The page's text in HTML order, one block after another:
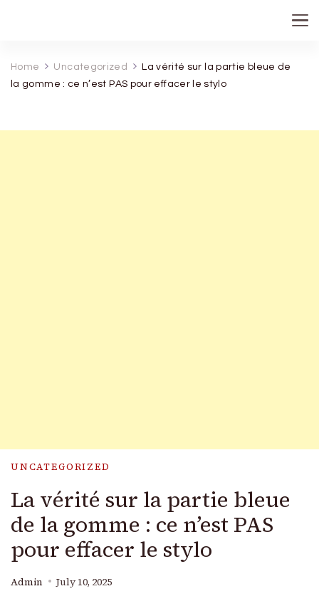
Home Uncategorized
La vérité sur la partie bleue de
la gomme : ce n’est PAS pour effacer le stylo
UNCATEGORIZED
La vérité sur la partie bleue
de la gomme : ce n’est PAS
pour effacer le stylo
Admin July 10, 2025